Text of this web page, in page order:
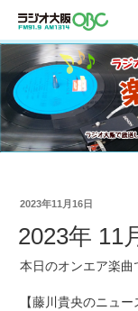
2023年11月16日
2023年 11
本日のオンエア楽曲
【藤川貴央のニュ